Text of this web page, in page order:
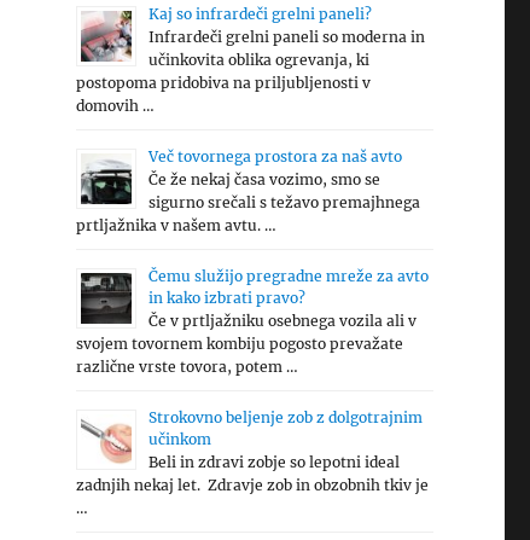
Kaj so infrardeči grelni paneli?
Infrardeči grelni paneli so moderna in
učinkovita oblika ogrevanja, ki
postopoma pridobiva na priljubljenosti v
domovih …
Več tovornega prostora za naš avto
Če že nekaj časa vozimo, smo se
sigurno srečali s težavo premajhnega
prtljažnika v našem avtu. …
Čemu služijo pregradne mreže za avto
in kako izbrati pravo?
Če v prtljažniku osebnega vozila ali v
svojem tovornem kombiju pogosto prevažate
različne vrste tovora, potem …
Strokovno beljenje zob z dolgotrajnim
učinkom
Beli in zdravi zobje so lepotni ideal
zadnjih nekaj let. Zdravje zob in obzobnih tkiv je
…